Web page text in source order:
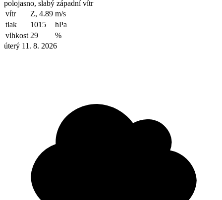
polojasno, slabý západní vítr
vítr
Z, 4.89 m/s
tlak
1015
hPa
vlhkost 29
%
úterý 11. 8. 2026